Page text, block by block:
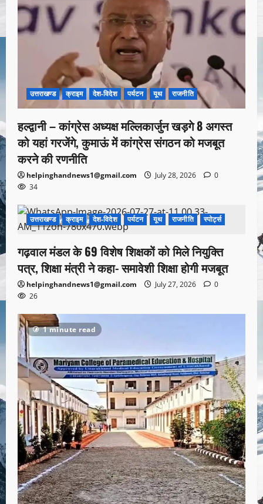
उत्तराखण्ड क्राइम देश-विदेश पर्यटन यूथ राजनीति
हल्द्वानी – कांग्रेस अध्यक्ष मल्लिकार्जुन खड़गे 8 अगस्त
को यहां गरजेंगे, कुमाऊं में कांग्रेस संगठन को मजबूत
करने की रणनीति
helpinghandnews1@gmail.com July 28, 2026
0
34
1 minute read
उत्तराखण्ड क्राइम देश-विदेश पर्यटन यूथ राजनीति स्पोर्ट्स
गढ़वाल मंडल के 69 विशेष शिक्षकों को मिले नियुक्ति
पत्र, शिक्षा मंत्री ने कहा- समावेशी शिक्षा होगी मजबूत
helpinghandnews1@gmail.com July 27, 2026
0
26
1 minute read